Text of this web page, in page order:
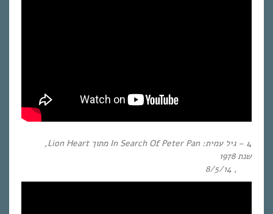
4 – גיל עמית:In Search Of Peter Pan מתוך Lion Heart
,
שנת1978
, 8/5/14